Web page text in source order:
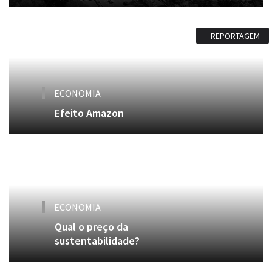
REPORTAGEM
ECONOMIA
Efeito Amazon
ECONOMIA
Qual o preço da
sustentabilidade?